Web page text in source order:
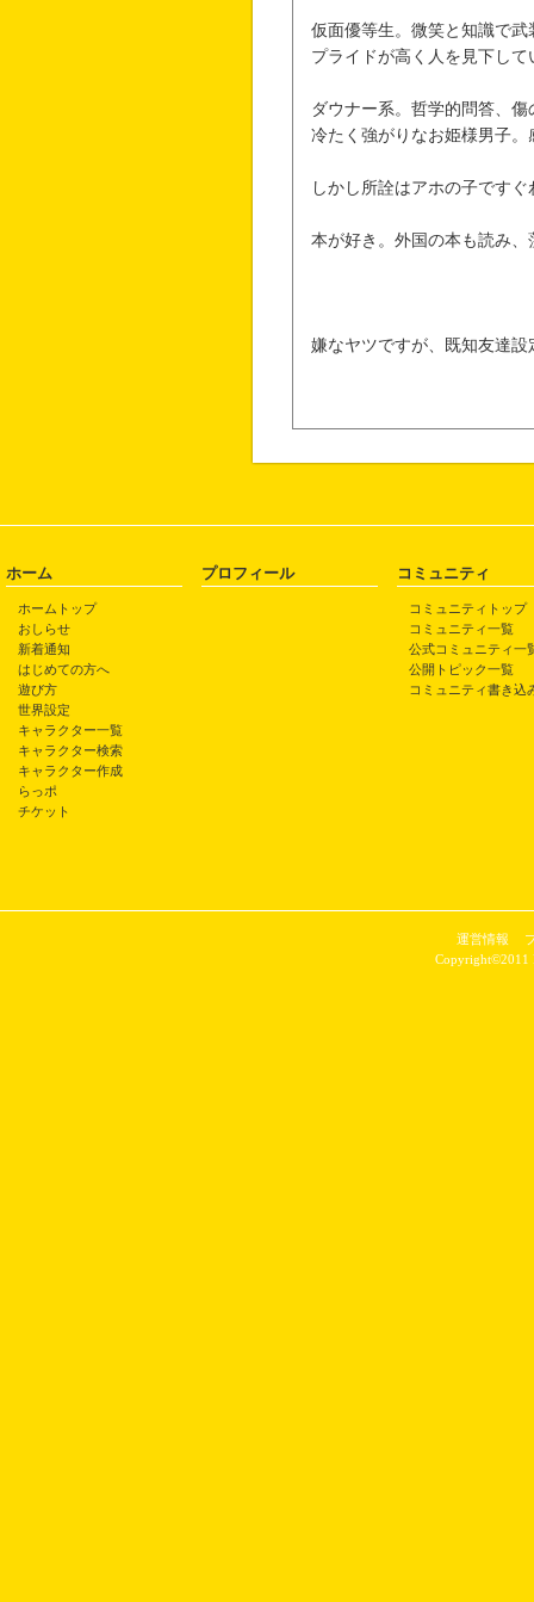
仮面優等生。微笑と知識で
プライドが高く人を見下し
ダウナー系。哲学的問答、
冷たく強がりなお姫様男子
しかし所詮はアホの子です
本が好き。外国の本も読み
嫌なヤツですが、既知友達設
ホーム
ホームトップ
おしらせ
新着通知
はじめての方へ
遊び方
世界設定
キャラクター一覧
キャラクター検索
キャラクター作成
らっポ
チケット
プロフィール コミュニティ
コミュニティトップ
コミュニティ一覧
公式コミュニティ一
公開トピック一覧
コミュニティ書き込
運営情報
Copyright©2011